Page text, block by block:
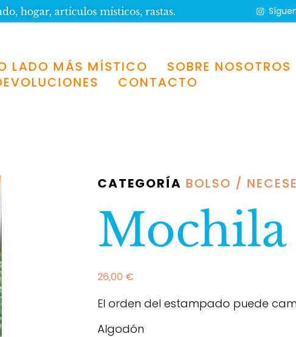
hogar, artículos místicos, rastas.
LADO MÁS MÍSTICO
SOBRE NOSOTROS
CONTACTO
CATEGORÍA BOLSO /
26,00 €
El orden del estampado puede
Algodón